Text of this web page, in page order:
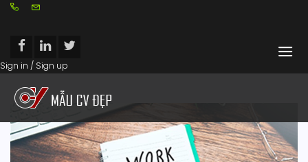
Sign in / Sign up